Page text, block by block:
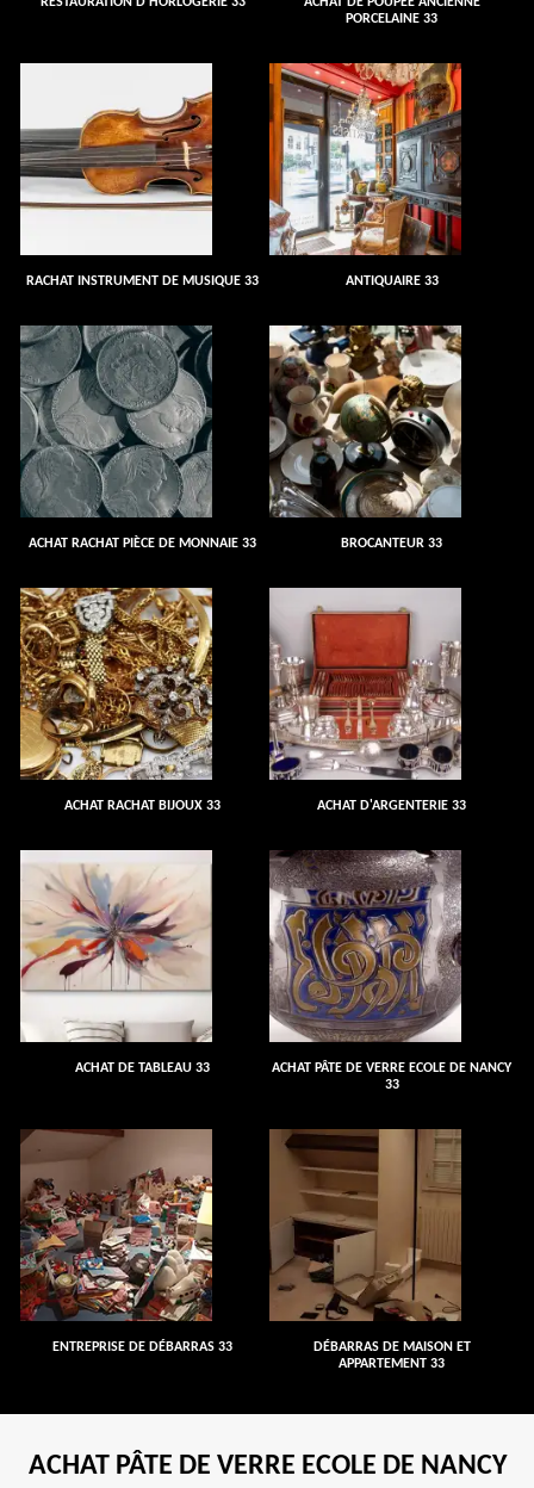
PORCELAINE 33
RACHAT INSTRUMENT DE MUSIQUE 33 ANTIQUAIRE 33
ACHAT RACHAT PIÈCE DE MONNAIE 33 BROCANTEUR 33
ACHAT RACHAT BIJOUX 33 ACHAT D'ARGENTERIE 33
ACHAT DE TABLEAU 33
ACHAT PÂTE DE VERRE ECOLE DE NANCY
33
ENTREPRISE DE DÉBARRAS 33
DÉBARRAS DE MAISON ET
APPARTEMENT 33
ACHAT PÂTE DE VERRE ECOLE DE NANCY